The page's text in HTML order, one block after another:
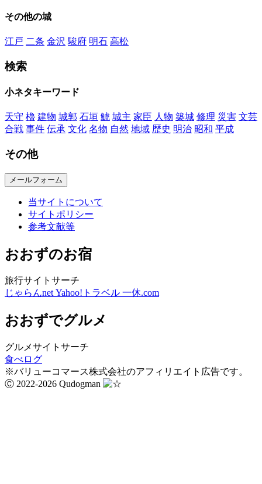
その他の城
江戸 二条 金沢 駿府 明石 高松
検索
小ネタキーワード
天守 櫓 建物 城郭 石垣 鯱 城主 家臣 人物 築城 修理 災害 文芸
合戦 事件 伝承 文化 名物 自然 地域 歴史 明治 昭和 平成
その他
メールフォーム
当サイトについて
サイトポリシー
参考文献等
おおずのお宿
旅行サイトサーチ
じゃらんnetYahoo!トラベル 一休.com
おおずでグルメ
グルメサイトサーチ
食べログ
※バリューコマース株式会社のアフィリエイト広告です。
Ⓒ 2022-2026 Qudogman